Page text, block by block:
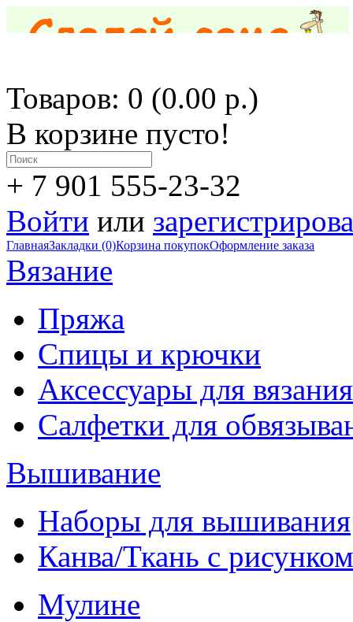
Товаров: 0 (0.00 р.)
В корзине пусто!
+ 7 901 555-23-32
Войти или
ГлавнаяЗакладки (0)Корзина покупокОформление заказа
Вязание
Пряжа
Спицы и крючки
Аксессуары для вязания
Салфетки для
Вышивание
Наборы для вышивания
Канва/Ткань с рисунком
Мулине